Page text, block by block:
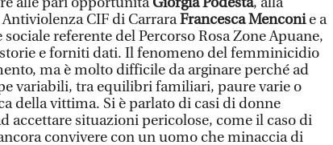
CIF di CarraraFrancesca Menconie a
sociale referente del Percorso Rosa Zone Apuane,
e forniti dati. Il fenomeno del femminicidio
ma è molto difficile da arginare perché ad
variabili, tra equilibri familiari, paure varie o
della vittima. Si è parlato di casi di donne
accettare situazioni pericolose, come il caso di
convivere con un uomo che minaccia di